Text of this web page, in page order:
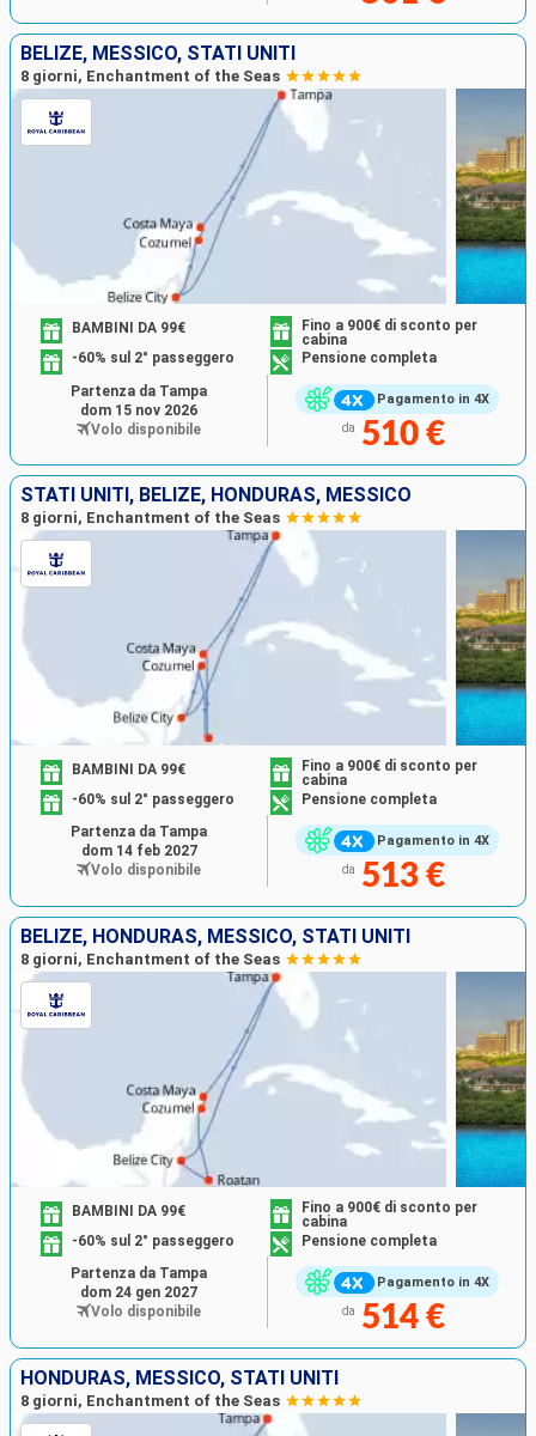
BELIZE, MESSICO, STATI UNITI
8 giorni, Enchantment of the Seas
Pagamento in 4X
BAMBINI DA 99€
Fino a 900€ di sconto per
cabina
-60% sul 2° passeggero
Pensione completa
da 510 €
Partenza da Tampa
dom 15 nov 2026
Volo disponibile
STATI UNITI, BELIZE, HONDURAS, MESSICO
8 giorni, Enchantment of the Seas
Pagamento in 4X
BAMBINI DA 99€
Fino a 900€ di sconto per
cabina
-60% sul 2° passeggero
Pensione completa
da 513 €
Partenza da Tampa
dom 14 feb 2027
Volo disponibile
BELIZE, HONDURAS, MESSICO, STATI UNITI
8 giorni, Enchantment of the Seas
Pagamento in 4X
BAMBINI DA 99€
Fino a 900€ di sconto per
cabina
-60% sul 2° passeggero
Pensione completa
da 514 €
Partenza da Tampa
dom 24 gen 2027
Volo disponibile
HONDURAS, MESSICO, STATI UNITI
8 giorni, Enchantment of the Seas